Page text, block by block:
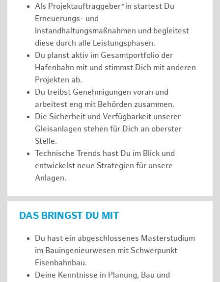
Als Projektauftraggeber*in startest Du
Erneuerungs- und
Instandhaltungsmaßnahmen und begleitest
diese durch alle Leistungsphasen.
Du planst aktiv im Gesamtportfolio der
Hafenbahn mit und stimmst Dich mit anderen
Projekten ab.
Du treibst Genehmigungen voran und
arbeitest eng mit Behörden zusammen.
Die Sicherheit und Verfügbarkeit unserer
Gleisanlagen stehen für Dich an oberster
Stelle.
Technische Trends hast Du im Blick und
entwickelst neue Strategien für unsere
Anlagen.
DAS BRINGST DU MIT
Du hast ein abgeschlossenes Masterstudium
im Bauingenieurwesen mit Schwerpunkt
Eisenbahnbau.
Deine Kenntnisse in Planung, Bau und